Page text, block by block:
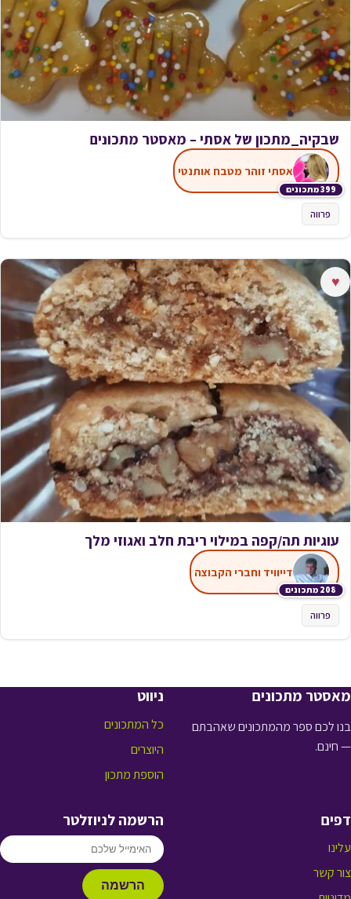
שבקיה_מתכון של אסתי – מאסטר מתכונים
399 מתכונים
אסתי זוהר מטבח אותנטי
פרווה
♥
עוגיות תה/קפה במילוי ריבת חלב ואגוזי מלך
208 מתכונים
דייוויד וחברי הקבוצה
פרווה
מאסטר מתכונים
בנו לכם ספר מהמתכונים שאהבתם
— חינם.
ניווט
כל המתכונים
היוצרים
הוספת מתכון
דפים
עלינו
צור קשר
הרשמה לניוזלטר
הרשמה